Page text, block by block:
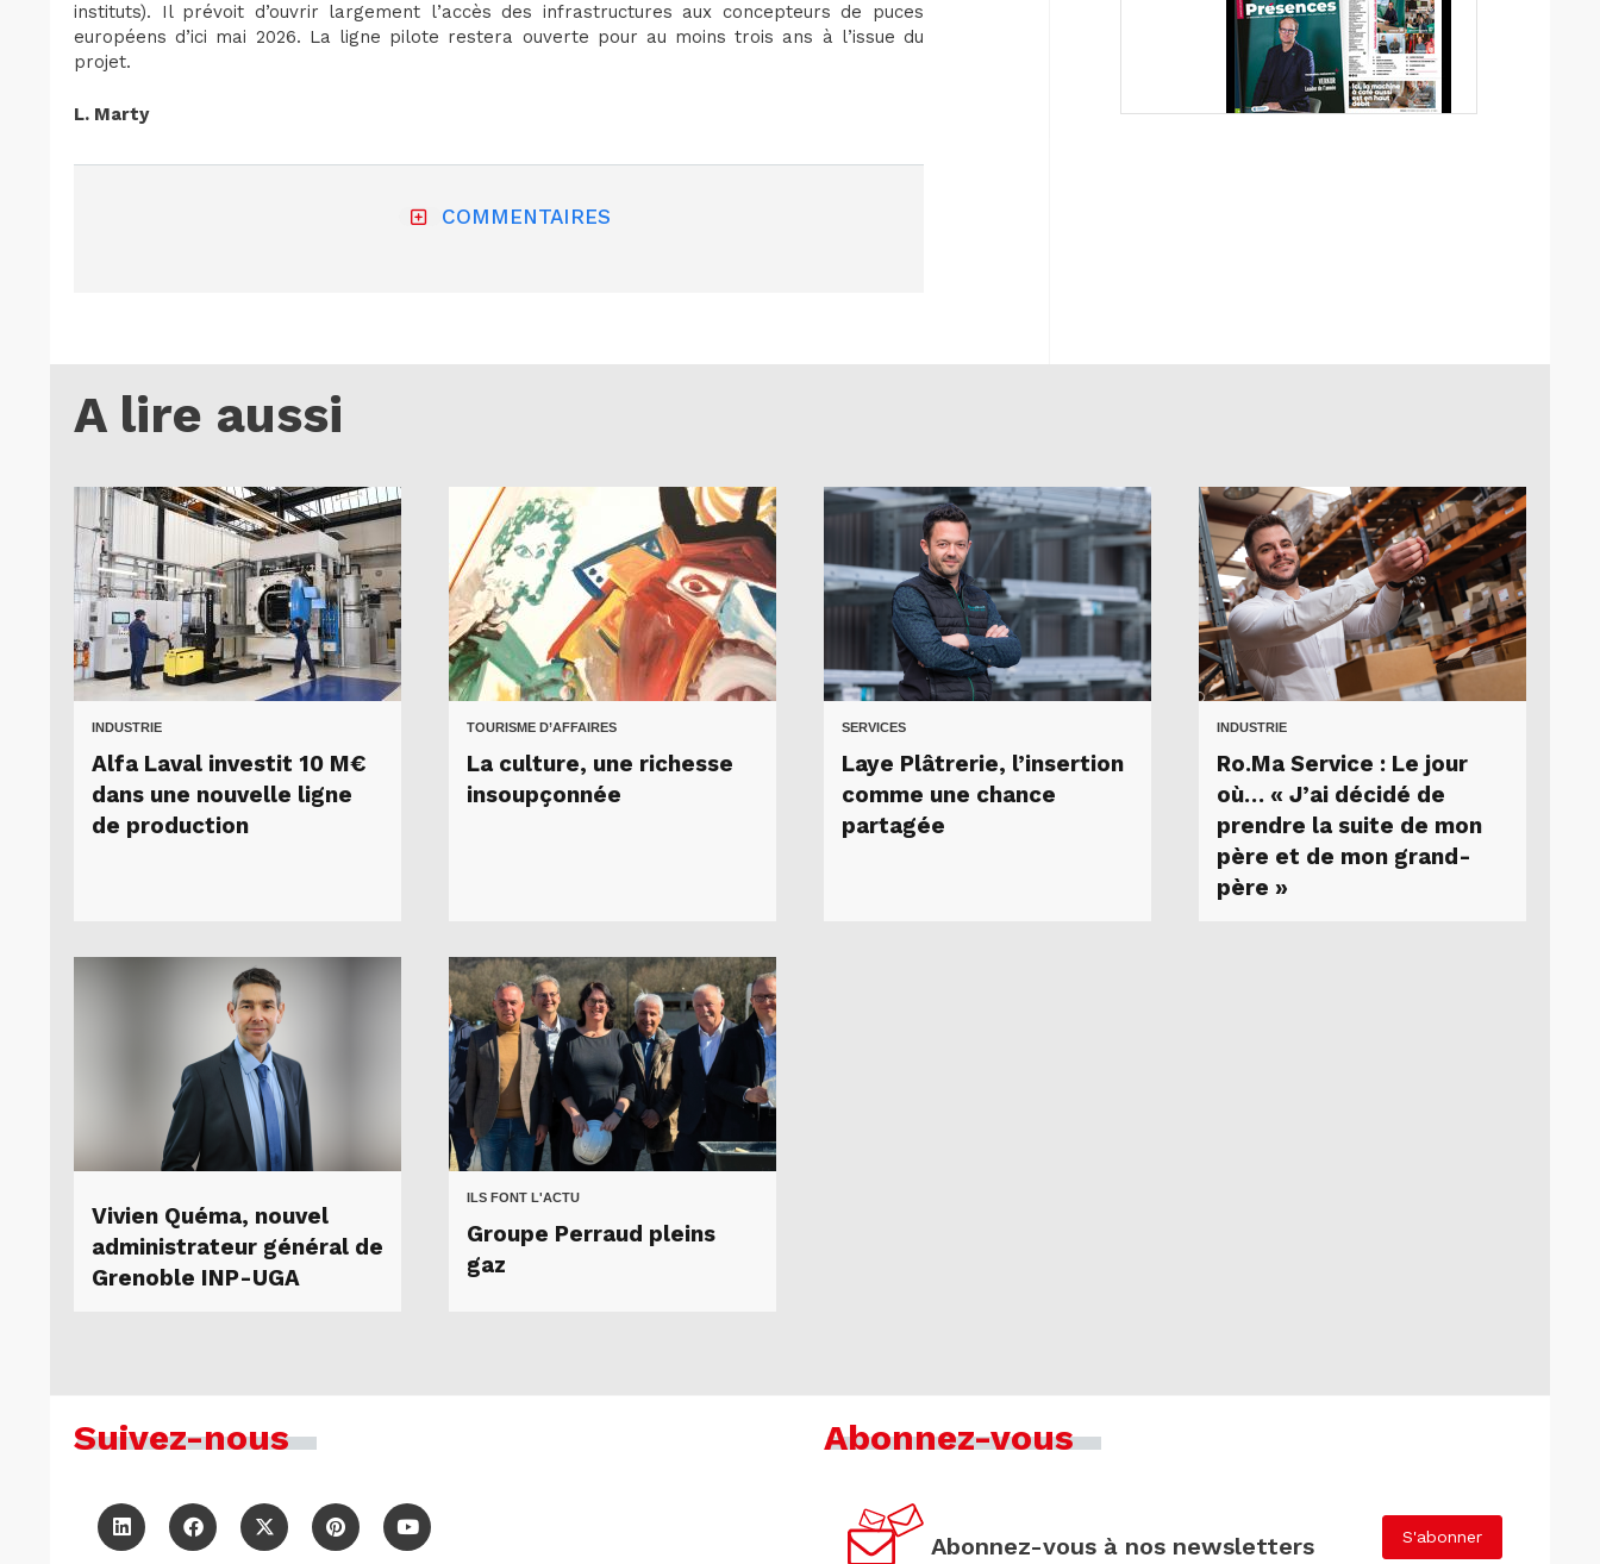
instituts). Il prévoit d’ouvrir largement l’accès des infrastructures aux concepteurs de puces
européens d’ici mai 2026. La ligne pilote restera ouverte pour au moins trois ans à l’issue du
projet.
L. Marty
COMMENTAIRES
A lire aussi
INDUSTRIE
Alfa Laval investit 10 M€
dans une nouvelle ligne
de production
TOURISME D’AFFAIRES
La culture, une richesse
insoupçonnée
SERVICES
Laye Plâtrerie, l’insertion
comme une chance
partagée
INDUSTRIE
Ro.Ma Service : Le jour
où… « J’ai décidé de
prendre la suite de mon
père et de mon grand-
père »
Vivien Quéma, nouvel
administrateur général de
Grenoble INP-UGA
ILS FONT L'ACTU
Groupe Perraud pleins
gaz
Suivez-nous Abonnez-vous
Abonnez-vous à nos newsletters S'abonner